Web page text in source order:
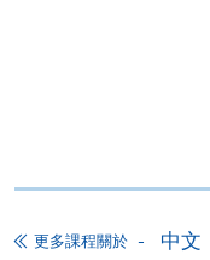
Mastercard。
報名中心呈交
無侵犯版權，資訊
因包括：（1）由
設施時出現任何信
更多課程關於 中文